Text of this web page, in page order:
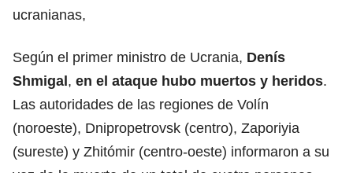
ucranianas,
Según el primer ministro de Ucrania, Denís
Shmigal, en el ataque hubo muertos y heridos.
Las autoridades de las regiones de Volín
(noroeste), Dnipropetrovsk (centro), Zaporiyia
(sureste) y Zhitómir (centro-oeste) informaron a su